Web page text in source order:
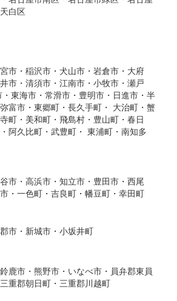
白区
市・稲沢市・犬山市・岩倉市・大府
市・清須市・江南市・小牧市・瀬戸
東海市・常滑市・豊明市・日進市・半
富市・東郷町・長久手町・ 大治町・蟹
町・美和町・飛島村・豊山町・春日
阿久比町・武豊町・ 東浦町・南知多
市・高浜市・知立市・豊田市・西尾
・一色町・吉良町・幡豆町・幸田町
市・新城市・小坂井町
鹿市・熊野市・いなべ市・員弁郡東員
重郡朝日町・三重郡川越町